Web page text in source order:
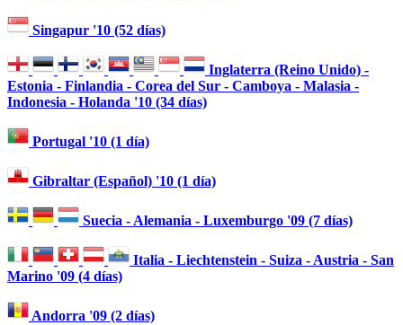
Singapur '10 (52 días)
Inglaterra (Reino Unido) -
Estonia - Finlandia - Corea del Sur - Camboya - Malasia -
Indonesia - Holanda '10 (34 días)
Portugal '10 (1 día)
Gibraltar (Español) '10 (1 día)
Suecia - Alemania - Luxemburgo '09 (7 días)
Italia - Liechtenstein - Suiza - Austria - San
Marino '09 (4 días)
Andorra '09 (2 días)